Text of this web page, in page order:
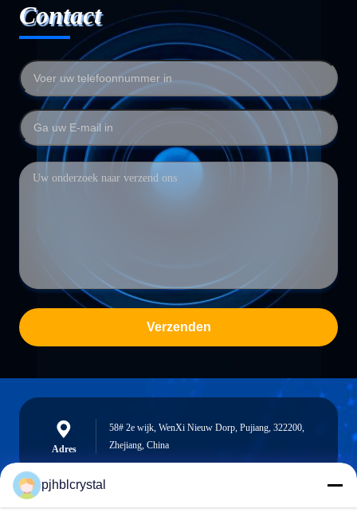
Contact
Verzenden
Adres
58# 2e wijk, WenXi Nieuw Dorp, Pujiang, 322200,
Zhejiang, China
pjhblcrystal